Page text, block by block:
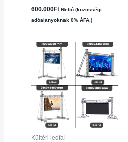
600.000Ft Nettó (közösségi
adóalanyoknak 0% ÁFA.)
Kültéri ledfal